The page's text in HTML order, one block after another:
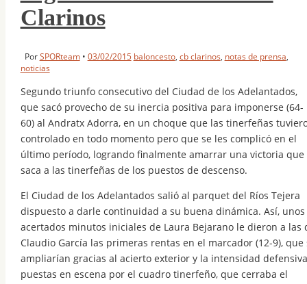
Clarinos
PorSPORteam • 03/02/2015 baloncesto, cb clarinos, notas de prensa,
noticias
Segundo triunfo consecutivo del Ciudad de los Adelantados,
que sacó provecho de su inercia positiva para imponerse (64-
60) al Andratx Adorra, en un choque que las tinerfeñas
controlado en todo momento pero que se les complicó en el
último período, logrando finalmente amarrar una victoria que
saca a las tinerfeñas de los puestos de descenso.
El Ciudad de los Adelantados salió al parquet del Ríos Tejera
dispuesto a darle continuidad a su buena dinámica. Así, unos
acertados minutos iniciales de Laura Bejarano le dieron a las
Claudio García las primeras rentas en el marcador (12-9), que
ampliarían gracias al acierto exterior y la intensidad defensiva
puestas en escena por el cuadro tinerfeño, que cerraba el